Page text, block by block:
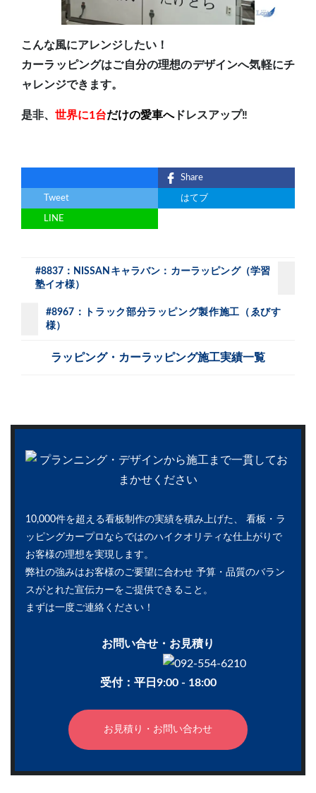
こんな風にアレンジしたい！
カーラッピングはご自分の理想のデザインへ気軽にチ
ャレンジできます。
是非、 世界に1台だけの愛車へドレスアップ‼
Share
Tweet はてブ
LINE
#8837：NISSANキャラバン：カーラッピング（学習
塾イオ様）
#8967：トラック部分ラッピング製作施工（ゑびす
様）
ラッピング・カーラッピング施工実績一覧
10,000件を超える看板制作の実績を積み上げた、
看板・ラ
ッピングカープロならではのハイクオリティな仕上がりで
お客様の理想を実現します。
弊社の強みはお客様のご要望に合わせ 予算・品質のバラン
スがとれた宣伝カーをご提供できること。
まずは一度ご連絡ください！
お問い合せ・お見積り
受付：平日9:00 - 18:00
お見積り・お問い合わせ